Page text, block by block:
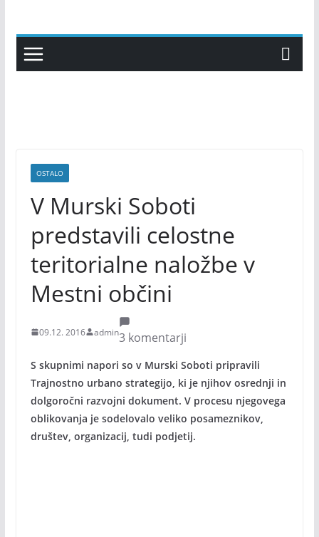
content
OSTALO
V Murski Soboti
predstavili celostne
teritorialne naložbe v
Mestni občini
09.12. 2016 admin3 komentarji
S skupnimi napori so v Murski Soboti pripravili
Trajnostno urbano strategijo, ki je njihov osrednji in
dolgoročni razvojni dokument. V procesu njegovega
oblikovanja je sodelovalo veliko posameznikov,
društev, organizacij, tudi podjetij.